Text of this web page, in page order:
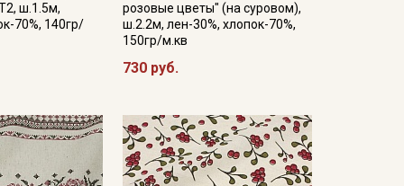
ш.1.5м,
70%, 140гр/
розовые цветы" (на суровом),
ш.2.2м, лен-30%, хлопок-70%,
150гр/м.кв
730 руб.